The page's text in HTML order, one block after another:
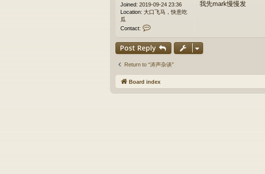
Joined: 2019-09-24 23:36
Location: 大口飞马，快意吃
瓜
Contact:
n
t
a
c
a
我先mark慢慢发
Post Reply
Return to “涛声杂谈”
Board index